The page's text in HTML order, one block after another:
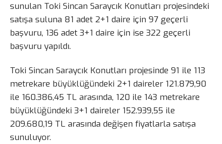
sunulan Toki Sincan Saraycık Konutları projesindeki
satışa suluna 81 adet 2+1 daire için 97 geçerli
başvuru, 136 adet 3+1 daire için ise 322 geçerli
başvuru yapıldı.
Toki Sincan Saraycık Konutları projesinde 91 ile 113
metrekare büyüklüğündeki 2+1 daireler 121.879,90
ile 160.386,45 TL arasında, 120 ile 143 metrekare
büyüklüğündeki 3+1 daireler 152.939,55 ile
209.680,19 TL arasında değişen fiyatlarla satışa
sunuluyor.